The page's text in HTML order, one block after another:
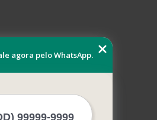
agora pelo WhatsApp.